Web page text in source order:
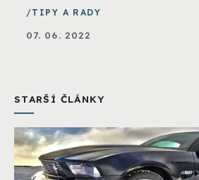
TIPY A RADY
07. 06. 2022
STARŠÍ ČLÁNKY